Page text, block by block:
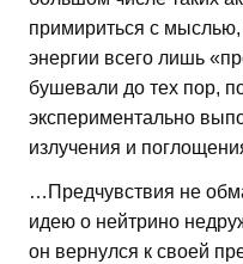
примириться с мыслью,
энергии всего лишь
бушевали до тех пор,
экспериментально
излучения и
…Предчувствия не
идею о нейтрино
он вернулся к своей